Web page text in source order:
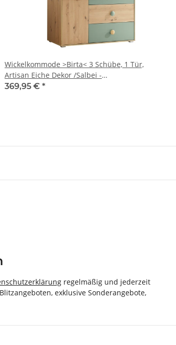
Wickelkommode >Birta< 3 Schübe, 1 Tür,
Artisan Eiche Dekor /Salbei -
120x99,3x77,6cm (BxHxT)
369,95 € *
regelmäßig und jederzeit
exklusive Sonderangebote,